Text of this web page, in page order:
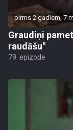
pirms 2 gadiem, 7
Graudiņi
raudāšu"
79. epizode